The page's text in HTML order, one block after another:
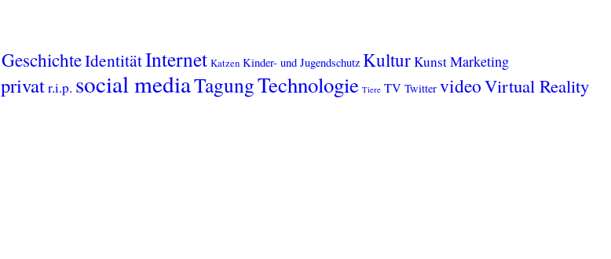
GeschichteIdentitätInternet Katzen Kinder- und Jugendschutz KulturKunstMarketing
privatr.i.p. social mediaTagungTechnologie Tiere TV Twitter videoVirtual Reality